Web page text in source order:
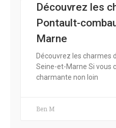
Découvrez les
Pontault-
Marne
Découvrez les charmes
Seine-et-Marne Si vous
charmante non loin
Ben M